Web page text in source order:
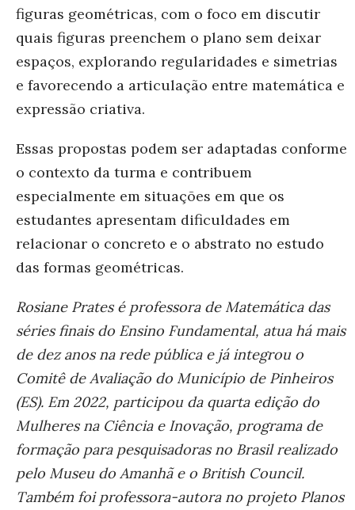
figuras geométricas, com o foco em discutir
quais figuras preenchem o plano sem deixar
espaços, explorando regularidades e simetrias
e favorecendo a articulação entre matemática e
expressão criativa.
Essas propostas podem ser adaptadas conforme
o contexto da turma e contribuem
especialmente em situações em que os
estudantes apresentam dificuldades em
relacionar o concreto e o abstrato no estudo
das formas geométricas.
Rosiane Prates é professora de Matemática das
séries finais do Ensino Fundamental, atua há mais
de dez anos na rede pública e já integrou o
Comitê de Avaliação do Município de Pinheiros
(ES). Em 2022, participou da quarta edição do
Mulheres na Ciência e Inovação, programa de
formação para pesquisadoras no Brasil realizado
pelo Museu do Amanhã e o British Council.
Também foi professora-autora no projeto Planos